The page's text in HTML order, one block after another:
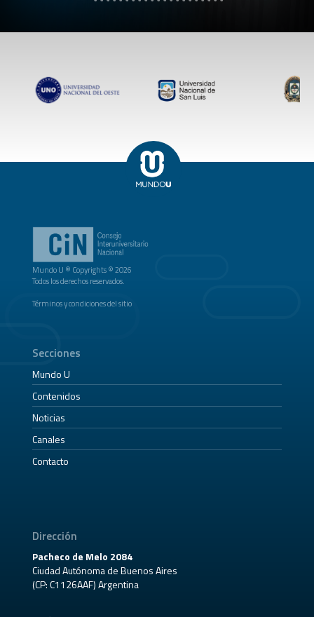
Mundo U ® Copyrights © 2026
Todos los derechos reservados.
Términos y condiciones del sitio
Secciones
Mundo U
Contenidos
Noticias
Canales
Contacto
Dirección
Pacheco de Melo 2084
Ciudad Autónoma de Buenos Aires
(CP: C1126AAF) Argentina